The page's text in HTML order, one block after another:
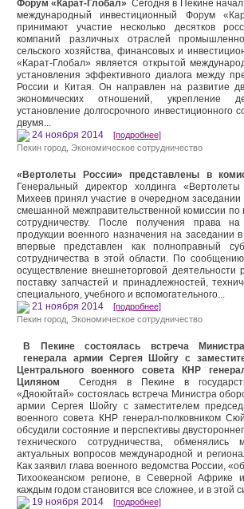
Форум «Карат-Глобал» Сегодня в Пекине
международный инвестиционный Форум
принимают участие несколько десятков
компаний различных отраслей
сельского хозяйства, финансовых и
«Карат-Глобал» является открытой
установления эффективного диалога между
России и Китая. Он направлен на развитие
экономических отношений, укрепление
установление долгосрочного инвестиционного
двумя...
24 ноября 2014 [подробнее]
Пекин город Экономическое сотрудничество
«Вертолеты России» представлены в
Генеральный директор холдинга
Михеев принял участие в очередном заседании
смешанной межправительственной комиссии по
сотрудничеству. После получения права
продукции военного назначения на заседании
впервые представлен как полноправный
сотрудничества в этой области. По
осуществление внешнеторговой деятельности
поставку запчастей и принадлежностей,
специального, учебного и вспомогательного...
21 ноября 2014 [подробнее]
Пекин город Экономическое сотрудничество
В Пекине состоялась встреча
генерала армии Сергея Шойгу с
Центрального военного совета КНР
Циляном Сегодня в Пекине в
«Дяоюйтай» состоялась встреча Министра
армии Сергея Шойгу с заместителем
военного совета КНР генерал-полковником
обсудили состояние и перспективы
технического сотрудничества,
актуальных вопросов международной и
Как заявил глава военного ведомства России,
Тихоокеанском регионе, в Северной
каждым годом становится все сложнее, и в этой
19 ноября 2014 [подробнее]